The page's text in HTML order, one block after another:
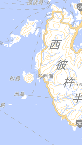
20時 21時 22時
32 30